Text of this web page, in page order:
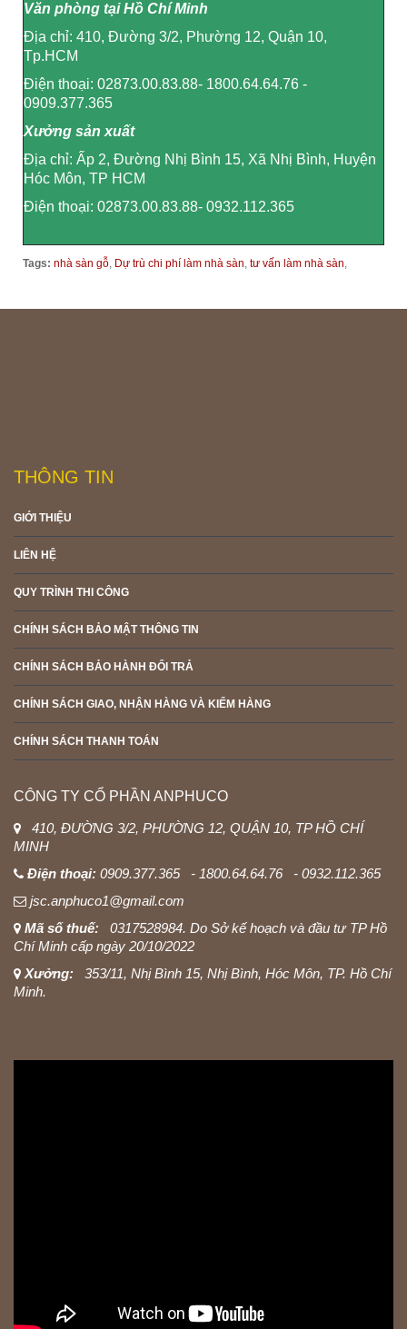
Văn phòng tại Hồ Chí Minh
Địa chỉ: 410, Đường 3/2, Phường 12, Quận 10,
Tp.HCM
Điện thoại: 02873.00.83.88- 1800.64.64.76 -
0909.377.365
Xưởng sản xuất
Địa chỉ: Ấp 2, Đường Nhị Bình 15, Xã Nhị Bình, Huyện
Hóc Môn, TP HCM
Điện thoại: 02873.00.83.88- 0932.112.365
Tags: nhà sàn gỗ, Dự trù chi phí làm nhà sàn, tư vấn làm nhà sàn,
THÔNG TIN
GIỚI THIỆU
LIÊN HỆ
QUY TRÌNH THI CÔNG
CHÍNH SÁCH BẢO MẬT THÔNG TIN
CHÍNH SÁCH BẢO HÀNH ĐỔI TRẢ
CHÍNH SÁCH GIAO, NHẬN HÀNG VÀ KIỂM HÀNG
CHÍNH SÁCH THANH TOÁN
CÔNG TY CỔ PHẦN ANPHUCO
410, ĐƯỜNG 3/2, PHƯỜNG 12, QUẬN 10, TP HỒ CHÍ
MINH
Điện thoại: 0909.377.365 - 1800.64.64.76 - 0932.112.365
jsc.anphuco1@gmail.com
Mã số thuế:
0317528984. Do Sở kế hoạch và đầu tư TP Hồ
Chí Minh cấp ngày 20/10/2022
Xưởng:
353/11, Nhị Bình 15, Nhị Bình, Hóc Môn, TP. Hồ Chí
Minh.